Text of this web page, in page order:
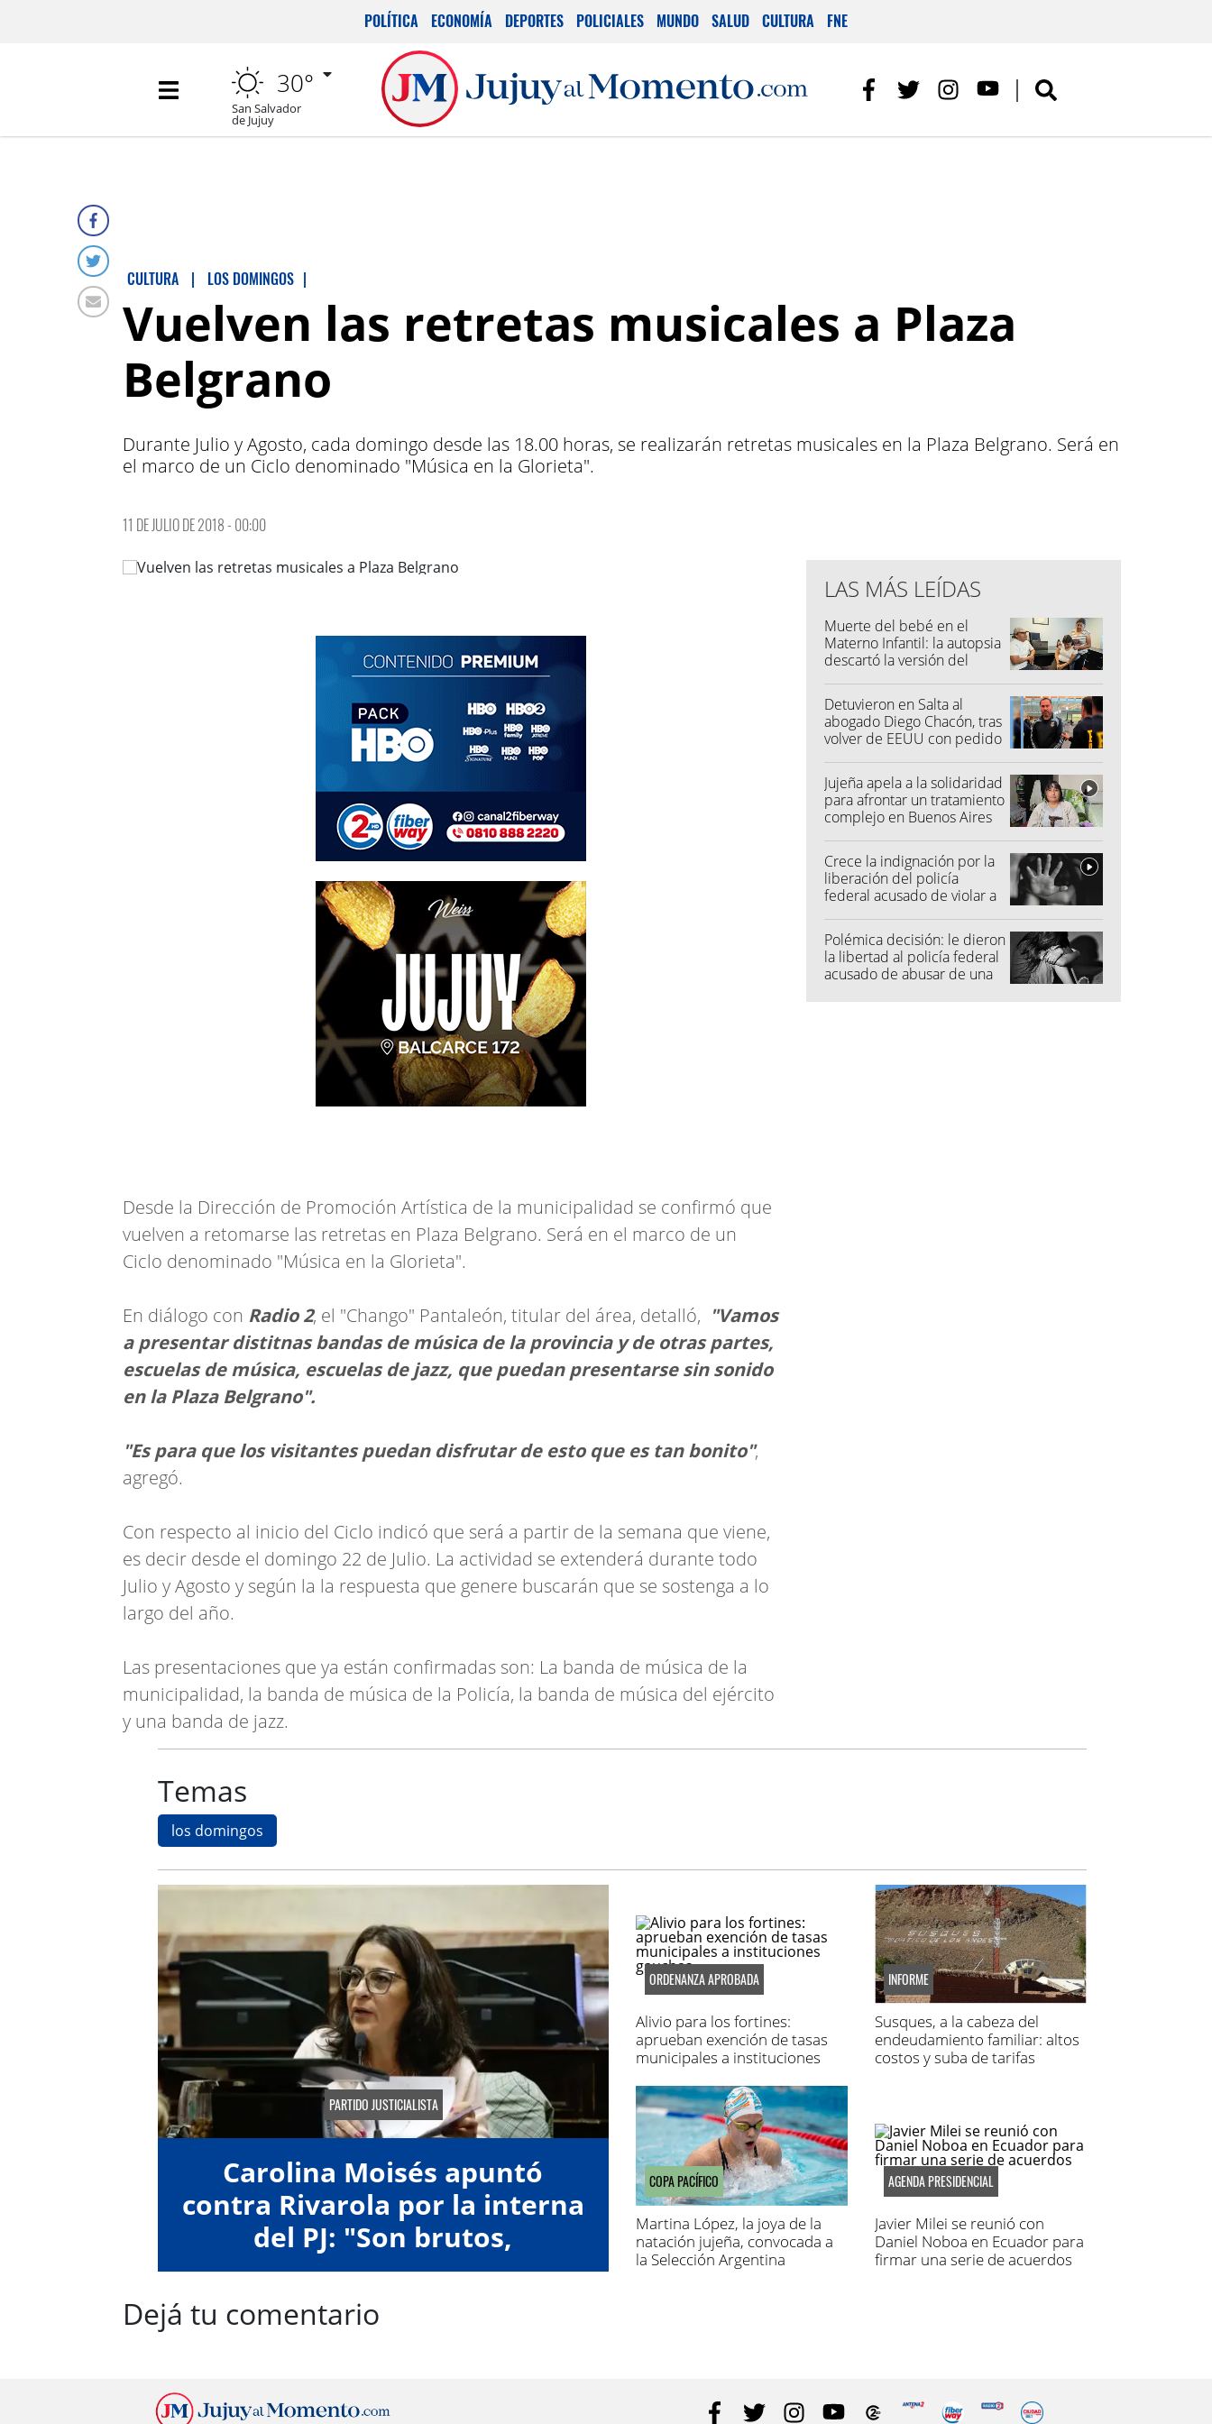
POLÍTICA ECONOMÍA DEPORTES POLICIALES MUNDO SALUD CULTURA FNE
30°
San Salvador
de Jujuy
CULTURA | LOS DOMINGOS |
Vuelven las retretas musicales a Plaza
Belgrano
Durante Julio y Agosto, cada domingo desde las 18.00 horas, se realizarán retretas musicales en la Plaza Belgrano. Será en
el marco de un Ciclo denominado "Música en la Glorieta".
11 DE JULIO DE 2018 - 00:00
Desde la Dirección de Promoción Artística de la municipalidad se confirmó que
vuelven a retomarse las retretas en Plaza Belgrano. Será en el marco de un
Ciclo denominado "Música en la Glorieta".
En diálogo con Radio 2, el "Chango" Pantaleón, titular del área, detalló, "Vamos
a presentar distitnas bandas de música de la provincia y de otras partes,
escuelas de música, escuelas de jazz, que puedan presentarse sin sonido
en la Plaza Belgrano".
"Es para que los visitantes puedan disfrutar de esto que es tan bonito",
agregó.
Con respecto al inicio del Ciclo indicó que será a partir de la semana que viene,
es decir desde el domingo 22 de Julio. La actividad se extenderá durante todo
Julio y Agosto y según la la respuesta que genere buscarán que se sostenga a lo
largo del año.
Las presentaciones que ya están confirmadas son: La banda de música de la
municipalidad, la banda de música de la Policía, la banda de música del ejército
y una banda de jazz.
LAS MÁS LEÍDAS
Muerte del bebé en el
Materno Infantil: la autopsia
descartó la versión del
Detuvieron en Salta al
abogado Diego Chacón, tras
volver de EEUU con pedido
Jujeña apela a la solidaridad
para afrontar un tratamiento
complejo en Buenos Aires
Crece la indignación por la
liberación del policía
federal acusado de violar a
Polémica decisión: le dieron
la libertad al policía federal
acusado de abusar de una
Temas
los domingos
PARTIDO JUSTICIALISTA
Carolina Moisés apuntó
contra Rivarola por la interna
del PJ: "Son brutos,
pretendieron hacer fraude"
ORDENANZA APROBADA
Alivio para los fortines:
aprueban exención de tasas
municipales a instituciones
INFORME
Susques, a la cabeza del
endeudamiento familiar: altos
costos y suba de tarifas
COPA PACÍFICO
Martina López, la joya de la
natación jujeña, convocada a
la Selección Argentina
AGENDA PRESIDENCIAL
Javier Milei se reunió con
Daniel Noboa en Ecuador para
firmar una serie de acuerdos
Dejá tu comentario